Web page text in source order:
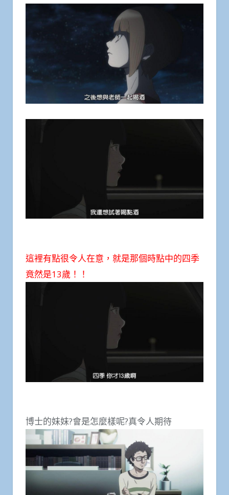
這裡有點很令人在意，就是那個時點中的四季
竟然是13歲！！
博士的妹妹?會是怎麼樣呢?真令人期待